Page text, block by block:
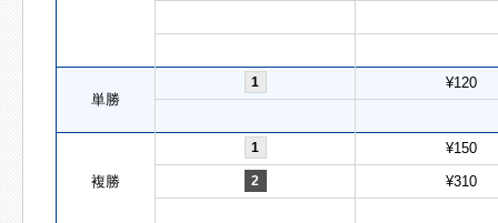
単勝
1 ¥120
複勝
1 ¥150
2 ¥310